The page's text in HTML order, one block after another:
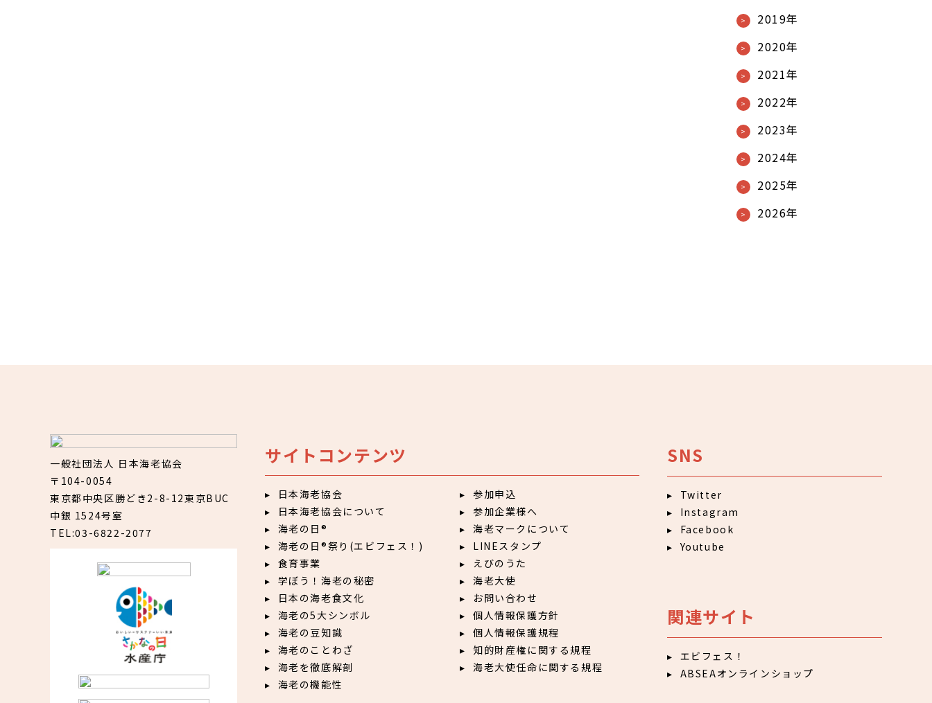
2019年
2020年
2021年
2022年
2023年
2024年
2025年
2026年
一般社団法人 日本海老協会
〒104-0054
東京都中央区勝どき2-8-12東京BUC
中銀 1524号室
TEL:03-6822-2077
サイトコンテンツ
日本海老協会
日本海老協会について
海老の日®
海老の日®祭り(エビフェス！)
食育事業
学ぼう！海老の秘密
日本の海老食文化
海老の5大シンボル
海老の豆知識
海老のことわざ
海老を徹底解剖
海老の機能性
参加申込
参加企業様へ
海老マークについて
LINEスタンプ
えびのうた
海老大使
お問い合わせ
個人情報保護方針
個人情報保護規程
知的財産権に関する規程
海老大使任命に関する規程
SNS
Twitter
Instagram
Facebook
Youtube
関連サイト
エビフェス！
ABSEAオンラインショップ